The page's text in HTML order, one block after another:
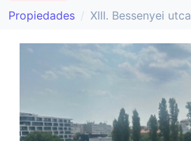
Propiedades
XIII. Bessenyei utca